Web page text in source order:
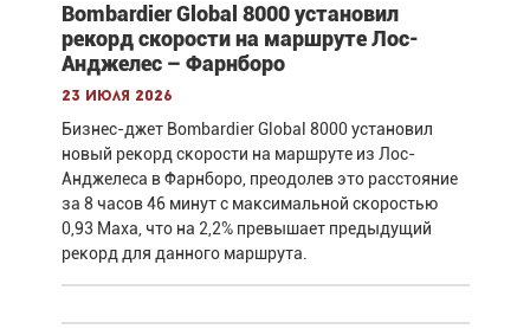
Bombardier Global 8000 установил
рекорд скорости на маршруте Лос-
Анджелес – Фарнборо
23 июля 2026
Бизнес-джет Bombardier Global 8000 установил
новый рекорд скорости на маршруте из Лос-
Анджелеса в Фарнборо, преодолев это расстояние
за 8 часов 46 минут с максимальной скоростью
0,93 Маха, что на 2,2% превышает предыдущий
рекорд для данного маршрута.